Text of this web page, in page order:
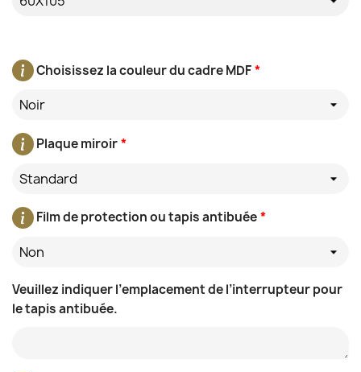
*
Choisissez la couleur du cadre MDF
Noir
*
Plaque miroir
Standard
*
Film de protection ou tapis antibuée
Non
Veuillez indiquer l’emplacement de l’interrupteur pour
le tapis antibuée.